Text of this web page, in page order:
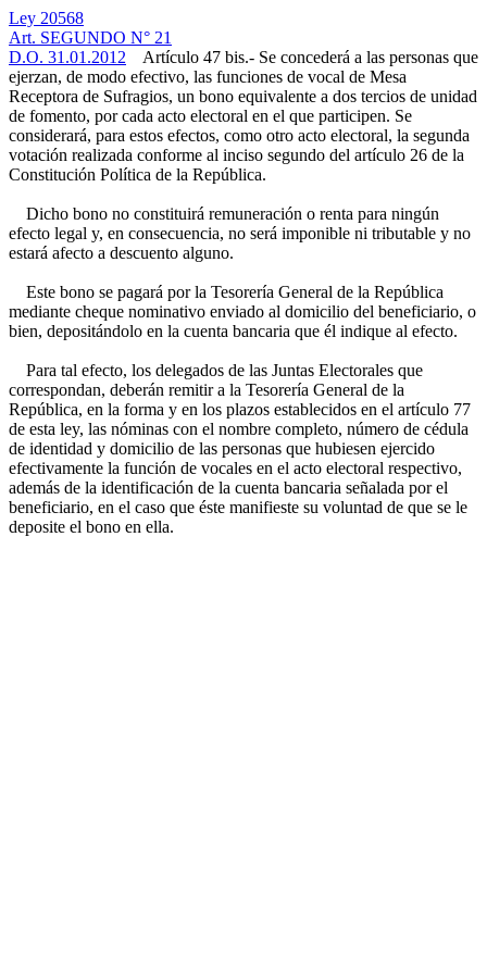
Ley 20568
Art. SEGUNDO N° 21
D.O. 31.01.2012 Artículo 47 bis.- Se concederá a las personas que
ejerzan, de modo efectivo, las funciones de vocal de Mesa
Receptora de Sufragios, un bono equivalente a dos tercios de unidad
de fomento, por cada acto electoral en el que participen. Se
considerará, para estos efectos, como otro acto electoral, la segunda
votación realizada conforme al inciso segundo del artículo 26 de la
Constitución Política de la República.
Dicho bono no constituirá remuneración o renta para ningún
efecto legal y, en consecuencia, no será imponible ni tributable y no
estará afecto a descuento alguno.
Este bono se pagará por la Tesorería General de la República
mediante cheque nominativo enviado al domicilio del beneficiario, o
bien, depositándolo en la cuenta bancaria que él indique al efecto.
Para tal efecto, los delegados de las Juntas Electorales que
correspondan, deberán remitir a la Tesorería General de la
República, en la forma y en los plazos establecidos en el artículo 77
de esta ley, las nóminas con el nombre completo, número de cédula
de identidad y domicilio de las personas que hubiesen ejercido
efectivamente la función de vocales en el acto electoral respectivo,
además de la identificación de la cuenta bancaria señalada por el
beneficiario, en el caso que éste manifieste su voluntad de que se le
deposite el bono en ella.